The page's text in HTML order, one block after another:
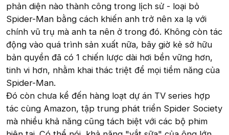
phản diện nào thành công trong lịch sử - loại bỏ
Spider-Man bằng cách khiến anh trở nên xa lạ với
chính vũ trụ mà anh ta nên ở trong đó. Không còn tác
động vào quá trình sản xuất nữa, bây giờ kẻ sở hữu
bản quyền đã có 1 chiến lược dài hơi bền vững hơn,
tinh vi hơn, nhằm khai thác triệt để mọi tiềm năng của
Spider-Man.
Đó còn chưa kể đến hàng loạt dự án TV series hợp
tác cùng Amazon, tập trung phát triển Spider Society
mà nhiều khả năng cũng tách biệt với các bộ phim